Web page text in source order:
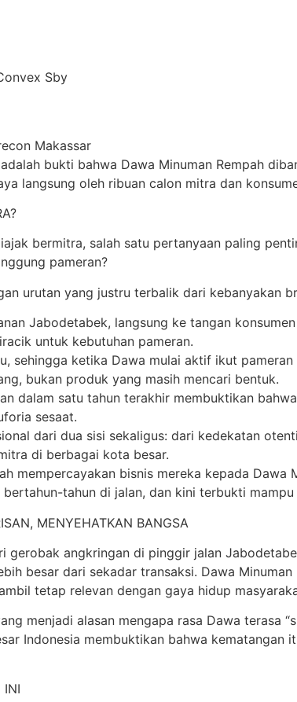
Sby
Makassar
bukti bahwa Dawa Minuman Rempah
langsung oleh ribuan calon mitra dan
bermitra, salah satu pertanyaan paling
pameran?
urutan yang justru terbalik dari kebanyakan
Jabodetabek, langsung ke tangan
untuk kebutuhan pameran.
sehingga ketika Dawa mulai aktif ikut
bukan produk yang masih mencari bentuk.
dalam satu tahun terakhir membuktikan
sesaat.
dari dua sisi sekaligus: dari kedekatan
di berbagai kota besar.
mempercayakan bisnis mereka kepada Dawa
tahun di jalan, dan kini terbukti
MENYEHATKAN BANGSA
angkringan di pinggir jalan
besar dari sekadar transaksi. Dawa Minuman
tetap relevan dengan gaya hidup
menjadi alasan mengapa rasa Dawa terasa
Indonesia membuktikan bahwa kematangan
INI